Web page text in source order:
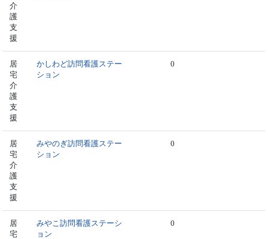
介
護
支
援
居
宅
介
護
支
援
かしわど訪問看護ステー
ション
0
居
宅
介
護
支
援
みやのぎ訪問看護ステー
ション
0
居
宅
みやこ訪問看護ステーシ
ョン
0